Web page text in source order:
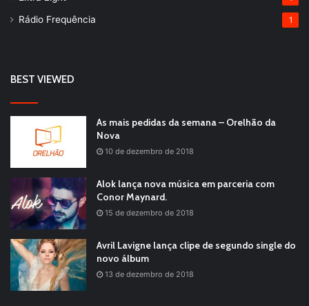
Rádio Frequência 1
BEST VIEWED
As mais pedidas da semana – Orelhão da
Nova
10 de dezembro de 2018
Alok lança nova música em parceria com
Conor Maynard.
15 de dezembro de 2018
Avril Lavigne lança clipe de segundo single do
novo álbum
13 de dezembro de 2018